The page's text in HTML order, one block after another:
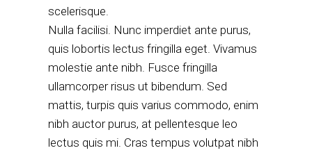
scelerisque.
Nulla facilisi. Nunc imperdiet ante purus,
quis lobortis lectus fringilla eget. Vivamus
molestie ante nibh. Fusce fringilla
ullamcorper risus ut bibendum. Sed
mattis, turpis quis varius commodo, enim
nibh auctor purus, at pellentesque leo
lectus quis mi. Cras tempus volutpat nibh